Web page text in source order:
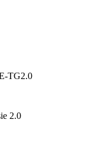
TG2.0
2.0